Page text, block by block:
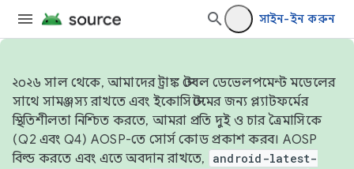
সাইন-ইন করুন
২০২৬ সাল থেকে, আমাদের ট্রাঙ্ক স্টেবল ডেভেলপমেন্ট মডেলের
সাথে সামঞ্জস্য রাখতে এবং ইকোসিস্টেমের জন্য প্ল্যাটফর্মের
স্থিতিশীলতা নিশ্চিত করতে, আমরা প্রতি দুই ও চার ত্রৈমাসিকে
(Q2 এবং Q4) AOSP-তে সোর্স কোড প্রকাশ করব। AOSP
বিল্ড করতে এবং এতে অবদান রাখতে,
android-latest-